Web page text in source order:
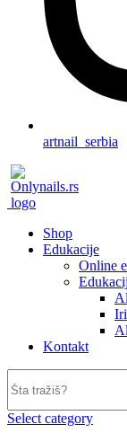
artnail_serbia
Shop
Edukacije
Online
Kontakt
Select category